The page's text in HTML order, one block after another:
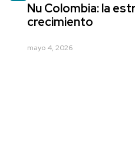
Nu Colombia: la
crecimiento
mayo 4, 2026